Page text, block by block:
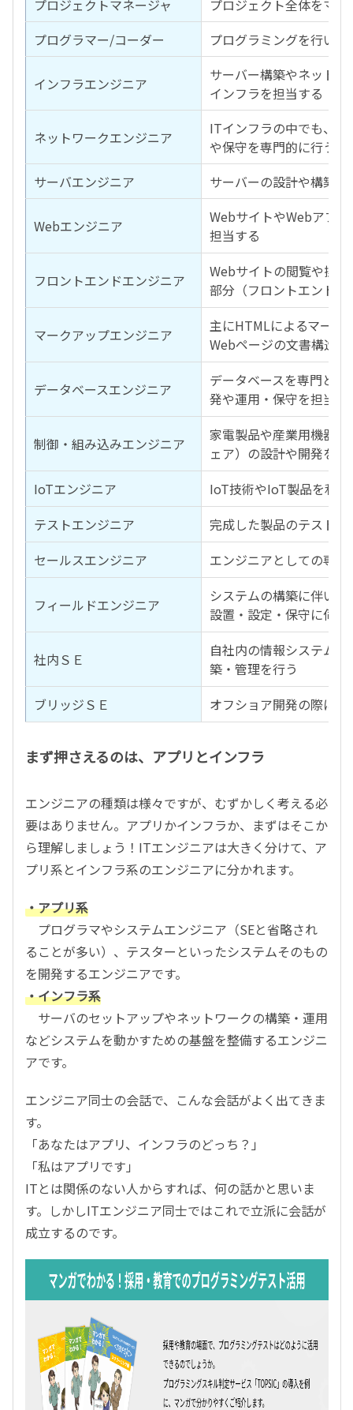
プロジェクトマネージャ
プロジェクト全体をマ
プログラマー/コーダー
プログラミングを行い
インフラエンジニア
サーバー構築やネット
インフラを担当する
ネットワークエンジニア
ITインフラの中でも、
や保守を専門的に行う
サーバエンジニア
サーバーの設計や構築
Webエンジニア
WebサイトやWebアプ
担当する
フロントエンドエンジニア
Webサイトの閲覧や操
部分（フロントエンド）
マークアップエンジニア
主にHTMLによるマーク
Webページの文書構造
データベースエンジニア
データベースを専門と
発や運用・保守を担当す
制御・組み込みエンジニア
家電製品や産業用機器
ェア）の設計や開発を行
IoTエンジニア
IoT技術やIoT製品を利
テストエンジニア
完成した製品のテスト
セールスエンジニア
エンジニアとしての専
フィールドエンジニア
システムの構築に伴い
設置・設定・保守に伺う
社内ＳＥ
自社内の情報システム
築・管理を行う
ブリッジＳＥ
オフショア開発の際に
まず押さえるのは、アプリとインフラ
エンジニアの種類は様々ですが、むずかしく考える必
要はありません。アプリかインフラか、まずはそこか
ら理解しましょう！ITエンジニアは大きく分けて、ア
プリ系とインフラ系のエンジニアに分かれます。
・アプリ系
プログラマやシステムエンジニア（SEと省略され
ることが多い）、テスターといったシステムそのもの
を開発するエンジニアです。
・インフラ系
サーバのセットアップやネットワークの構築・運用
などシステムを動かすための基盤を整備するエンジニ
アです。
エンジニア同士の会話で、こんな会話がよく出てきま
す。
「あなたはアプリ、インフラのどっち？」
「私はアプリです」
ITとは関係のない人からすれば、何の話かと思いま
す。しかしITエンジニア同士ではこれで立派に会話が
成立するのです。